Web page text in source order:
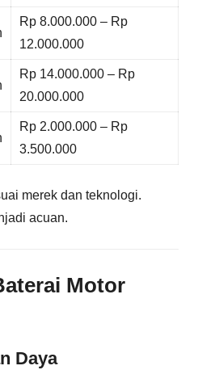
Rp 8.000.000 – Rp
12.000.000
Rp 14.000.000 – Rp
20.000.000
Rp 2.000.000 – Rp
3.500.000
merek dan teknologi.
acuan.
Motor
Daya